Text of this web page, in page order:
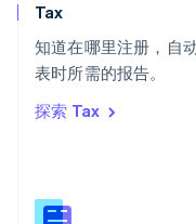
Tax
知道在哪里注册，自
表时所需的报告。
探索 Tax
泰国
ไทยEnglish
English
English